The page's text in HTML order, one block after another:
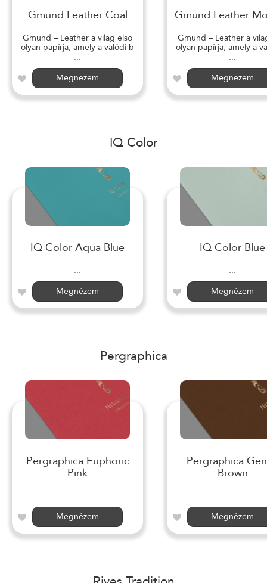
Gmund Leather Coal
Gmund – Leather a világ első
olyan papírja, amely a valódi b
...
Megnézem
Gmund Leather
Gmund – Leather a
olyan papírja, amely a
...
Megnézem
IQ Color
IQ Color Aqua Blue
...
Megnézem
IQ Color Blue
...
Megnézem
Pergraphica
Pergraphica Euphoric
Pink
...
Megnézem
Pergraphica
Brown
...
Megnézem